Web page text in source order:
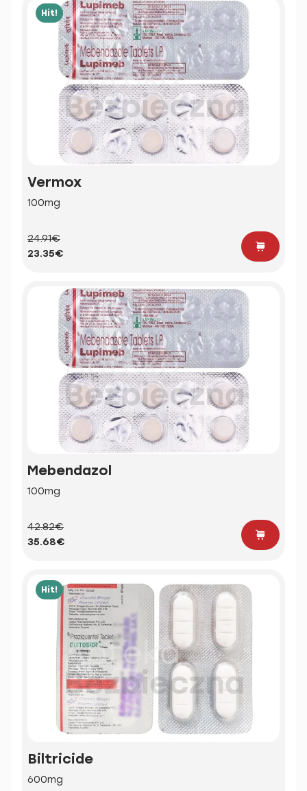
Hit!
Vermox
100mg
24.91€
23.35€
Mebendazol
100mg
42.82€
35.68€
Hit!
Biltricide
600mg